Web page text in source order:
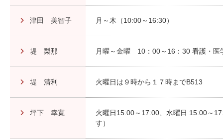
津田 美智子 月～木（10:00～16:30）
堤 梨那 月曜～金曜 10：00～16：30 看護・
堤 清利 火曜日は９時から１７時までB513
坪下 幸寛
火曜日15:00～17:00、水曜日 15:00～
す）